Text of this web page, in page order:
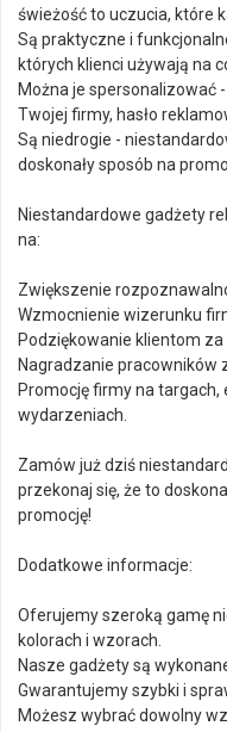
świeżość to uczucia, które
Są praktyczne i
których klienci używają na
Można je spersonalizować
Twojej firmy, hasło
Są niedrogie -
doskonały sposób na
Niestandardowe gadżety
na:
Zwiększenie
Wzmocnienie wizerunku
Podziękowanie klientom za
Nagradzanie pracowników
Promocję firmy na
wydarzeniach.
Zamów już dziś
przekonaj się, że to
promocję!
Dodatkowe informacje:
Oferujemy szeroką gamę
kolorach i wzorach.
Nasze gadżety są
Gwarantujemy szybki i
Możesz wybrać dowolny